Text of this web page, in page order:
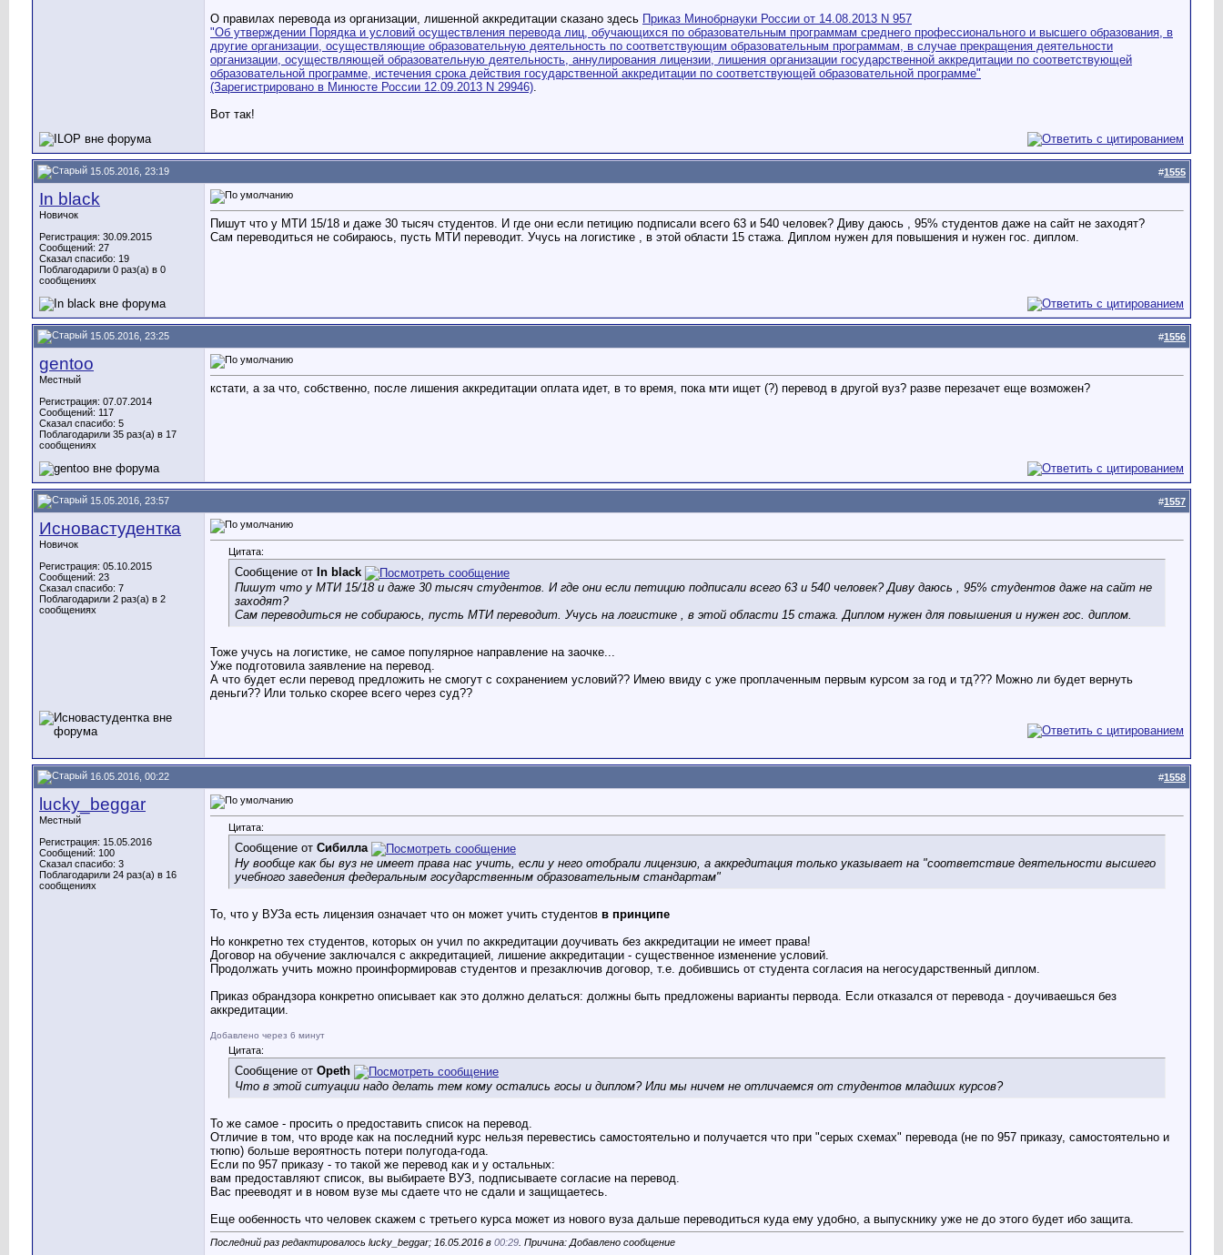
О правилах перевода из организации, лишенной аккредитации сказано здесь Приказ Минобрнауки России от 14.08.2013 N 957
"Об утверждении Порядка и условий осуществления перевода лиц, обучающихся по образовательным программам среднего профессионального и высшего образования, в
другие организации, осуществляющие образовательную деятельность по соответствующим образовательным программам, в случае прекращения деятельности
организации, осуществляющей образовательную деятельность, аннулирования лицензии, лишения организации государственной аккредитации по соответствующей
образовательной программе, истечения срока действия государственной аккредитации по соответствующей образовательной программе"
(Зарегистрировано в Минюсте России 12.09.2013 N 29946).
Вот так!
15.05.2016, 23:19 #1555
In black
Новичок
Регистрация: 30.09.2015
Сообщений: 27
Сказал спасибо: 19
Поблагодарили 0 раз(а) в 0
сообщениях
Пишут что у МТИ 15/18 и даже 30 тысяч студентов. И где они если петицию подписали всего 63 и 540 человек? Диву даюсь , 95% студентов даже на сайт не заходят?
Сам переводиться не собираюсь, пусть МТИ переводит. Учусь на логистике , в этой области 15 стажа. Диплом нужен для повышения и нужен гос. диплом.
15.05.2016, 23:25 #1556
gentoo
Местный
Регистрация: 07.07.2014
Сообщений: 117
Сказал спасибо: 5
Поблагодарили 35 раз(а) в 17
сообщениях
кстати, а за что, собственно, после лишения аккредитации оплата идет, в то время, пока мти ищет (?) перевод в другой вуз? разве перезачет еще возможен?
15.05.2016, 23:57 #1557
Исновастудентка
Новичок
Регистрация: 05.10.2015
Сообщений: 23
Сказал спасибо: 7
Поблагодарили 2 раз(а) в 2
сообщениях
Цитата:
Сообщение от In black
Пишут что у МТИ 15/18 и даже 30 тысяч студентов. И где они если петицию подписали всего 63 и 540 человек? Диву даюсь , 95% студентов даже на сайт не
заходят?
Сам переводиться не собираюсь, пусть МТИ переводит. Учусь на логистике , в этой области 15 стажа. Диплом нужен для повышения и нужен гос. диплом.
Тоже учусь на логистике, не самое популярное направление на заочке...
Уже подготовила заявление на перевод.
А что будет если перевод предложить не смогут с сохранением условий?? Имею ввиду с уже проплаченным первым курсом за год и тд??? Можно ли будет вернуть
деньги?? Или только скорее всего через суд??
16.05.2016, 00:22 #1558
lucky_beggar
Местный
Регистрация: 15.05.2016
Сообщений: 100
Сказал спасибо: 3
Поблагодарили 24 раз(а) в 16
сообщениях
Цитата:
Сообщение от Сибилла
Ну вообще как бы вуз не имеет права нас учить, если у него отобрали лицензию , а аккредитация только указывает на "соответствие деятельности высшего
учебного заведения федеральным государственным образовательным стандартам"
То, что у ВУЗа есть лицензия означает что он может учить студентов в принципе
Но конкретно тех студентов, которых он учил по аккредитации доучивать без аккредитации не имеет права!
Договор на обучение заключался с аккредитацией, лишение аккредитации - существенное изменение условий.
Продолжать учить можно проинформировав студентов и презаключив договор, т.е. добившись от студента согласия на негосударственный диплом.
Приказ обрандзора конкретно описывает как это должно делаться: должны быть предложены варианты первода. Если отказался от перевода - доучиваешься без
аккредитации.
Добавлено через 6 минут
Цитата:
Сообщение от Opeth
Что в этой ситуации надо делать тем кому остались госы и диплом? Или мы ничем не отличаемся от студентов младших курсов?
То же самое - просить о предоставить список на перевод.
Отличие в том, что вроде как на последний курс нельзя перевестись самостоятельно и получается что при "серых схемах" перевода (не по 957 приказу, самостоятельно и
тюпю) больше вероятность потери полугода-года.
Если по 957 приказу - то такой же перевод как и у остальных:
вам предоставляют список, вы выбираете ВУЗ, подписываете согласие на перевод.
Вас прееводят и в новом вузе мы сдаете что не сдали и защищаетесь.
Еще ообенность что человек скажем с третьего курса может из нового вуза дальше переводиться куда ему удобно, а выпускнику уже не до этого будет ибо защита.
Последний раз редактировалось lucky_beggar; 16.05.2016 в 00:29 . Причина: Добавлено сообщение